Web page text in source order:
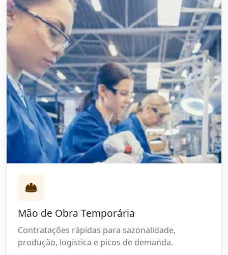
Mão de Obra Temporária
Contratações rápidas para sazonalidade,
produção, logística e picos de demanda.